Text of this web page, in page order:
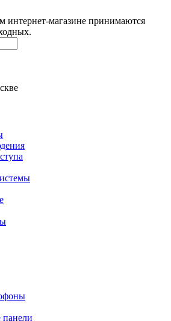
интернет-магазине принимаются